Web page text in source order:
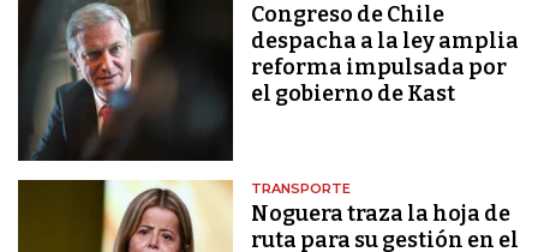
Congreso de Chile
despacha a la ley amplia
reforma impulsada por
el gobierno de Kast
TRANSPORTE
Noguera traza la hoja de
ruta para su gestión en el